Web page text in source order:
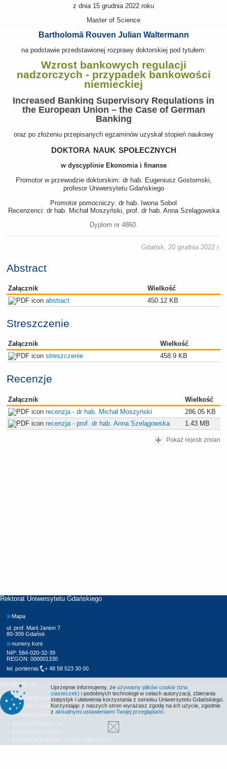
z dnia 15 grudnia 2022 roku
Master of Science
Bartholomä Rouven Julian Waltermann
na podstawie przedstawionej rozprawy doktorskiej pod tytułem:
Wzrost bankowych regulacji
nadzorczych - przypadek bankowości
niemieckiej
Increased Banking Supervisory Regulations in
the European Union – the Case of German
Banking
oraz po złożeniu przepisanych egzaminów uzyskał stopień naukowy
doktora nauk społecznych
w dyscyplinie Ekonomia i finanse
Promotor w przewodzie doktorskim: dr hab. Eugeniusz Gostomski,
profesor Uniwersytetu Gdańskiego
Promotor pomocniczy: dr hab. Iwona Sobol
Recenzenci: dr hab. Michał Moszyński, prof. dr hab. Anna Szelągowska
Dyplom nr 4860.
Gdańsk, 20 grudnia 2022 r.
Abstract
Załącznik
Wielkość
abstract
450.12 KB
Streszczenie
Załącznik
Wielkość
streszczenie
458.9 KB
Recenzje
Załącznik
Wielkość
recenzja - dr hab. Michał Moszyński
286.05 KB
recenzja - prof. dr hab. Anna Szelągowska
1.43 MB
Pokaż rejestr zmian
Rektorat Uniwersytetu Gdańskiego
Mapa
ul. prof. Marii Janion 7
80-309 Gdańsk
numery kont
NIP: 584-020-32-39
REGON: 000001330
tel. portiernia:
+ 48 58 523 30 00
Wydziały UG
Wydział Biologii
Wydział Chemii
Wydział Ekonomiczny
Uprzejmie informujemy, że używamy plików cookie (tzw.
ciasteczek) i podobnych technologii w celach autoryzacji, zbierania
statystyk i ułatwienia korzystania z serwisu Uniwersytetu Gdańskiego.
Korzystając z naszych stron wyrażasz zgodę na ich użycie, zgodnie
z aktualnymi ustawieniami Twojej przeglądarki